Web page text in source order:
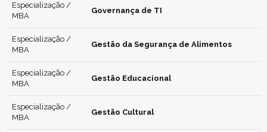
Especialização /
MBA
Governança de TI
Especialização /
MBA
Gestão da Segurança de Alimentos
Especialização /
MBA
Gestão Educacional
Especialização /
MBA
Gestão Cultural